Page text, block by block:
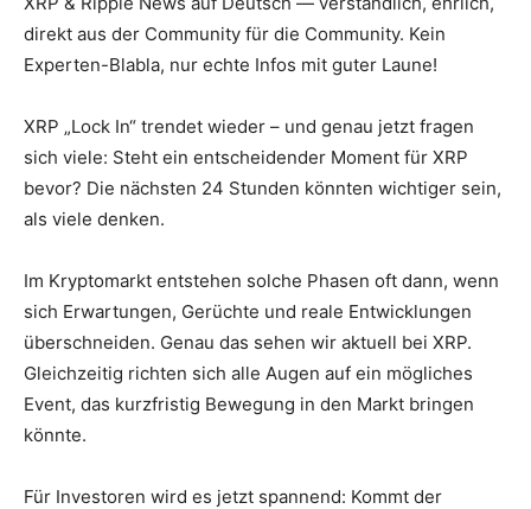
direkt aus der Community für die Community. Kein
Experten-Blabla, nur echte Infos mit guter Laune!
XRP „Lock In“ trendet wieder – und genau jetzt fragen
sich viele: Steht ein entscheidender Moment für XRP
bevor? Die nächsten 24 Stunden könnten wichtiger sein,
als viele denken.
Im Kryptomarkt entstehen solche Phasen oft dann, wenn
sich Erwartungen, Gerüchte und reale Entwicklungen
überschneiden. Genau das sehen wir aktuell bei XRP.
Gleichzeitig richten sich alle Augen auf ein mögliches
Event, das kurzfristig Bewegung in den Markt bringen
könnte.
Für Investoren wird es jetzt spannend: Kommt der